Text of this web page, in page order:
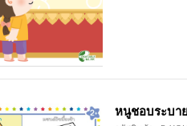
หนูชอบระบา